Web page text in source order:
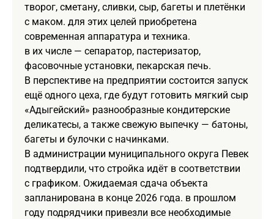
творог, сметану, сливки, сыр, багеты и плетёнки
с маком. для этих целей приобретена
современная аппаратура и техника.
в их числе — сепаратор, пастеризатор,
фасовочные установки, пекарская печь.
В перспективе на предприятии состоится запуск
ещё одного цеха, где будут готовить мягкий сыр
«Адыгейский» разнообразные кондитерские
деликатесы, а также свежую выпечку — батоны,
багеты и булочки с начинками.
В администрации муниципального округа Певек
подтвердили, что стройка идёт в соответствии
с графиком. Ожидаемая сдача объекта
запланирована в конце 2026 года. в прошлом
году подрядчики привезли все необходимые